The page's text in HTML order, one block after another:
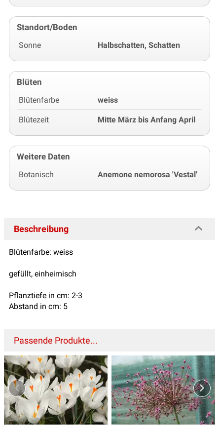
Standort/Boden
Sonne Halbschatten, Schatten
Blüten
Blütenfarbe weiss
Blütezeit Mitte März bis Anfang April
Weitere Daten
Botanisch Anemone nemorosa 'Vestal'
Beschreibung
Blütenfarbe: weiss
gefüllt, einheimisch
Pflanztiefe in cm: 2-3
Abstand in cm: 5
Passende Produkte...